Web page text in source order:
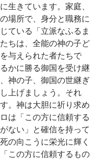
生きています。家庭、
場所で、身分と職務に
ている「立派なふるま
ちは、全能の神の子ど
与えられた者たちで
かに勝る御国を受け継
神の子、御国の世継ぎ
上げましょう。それ
。神は大胆に祈り求め
は「この方に信頼する
ない」と確信を持って
の向こうに栄光に輝く
この方に信頼するもの